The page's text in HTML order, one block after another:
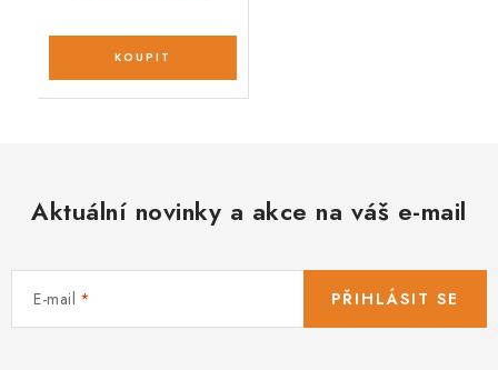
Aktuální novinky a akce na váš e-mail
E-mail PŘIHLÁSIT SE